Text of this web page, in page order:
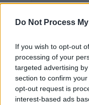
Do Not Process
If you wish to opt-out
processing of your
targeted advertising
section to confirm
opt-out request is
interest-based ads
λάτρεις του
στους δρόμους
κάθε χρόνο.